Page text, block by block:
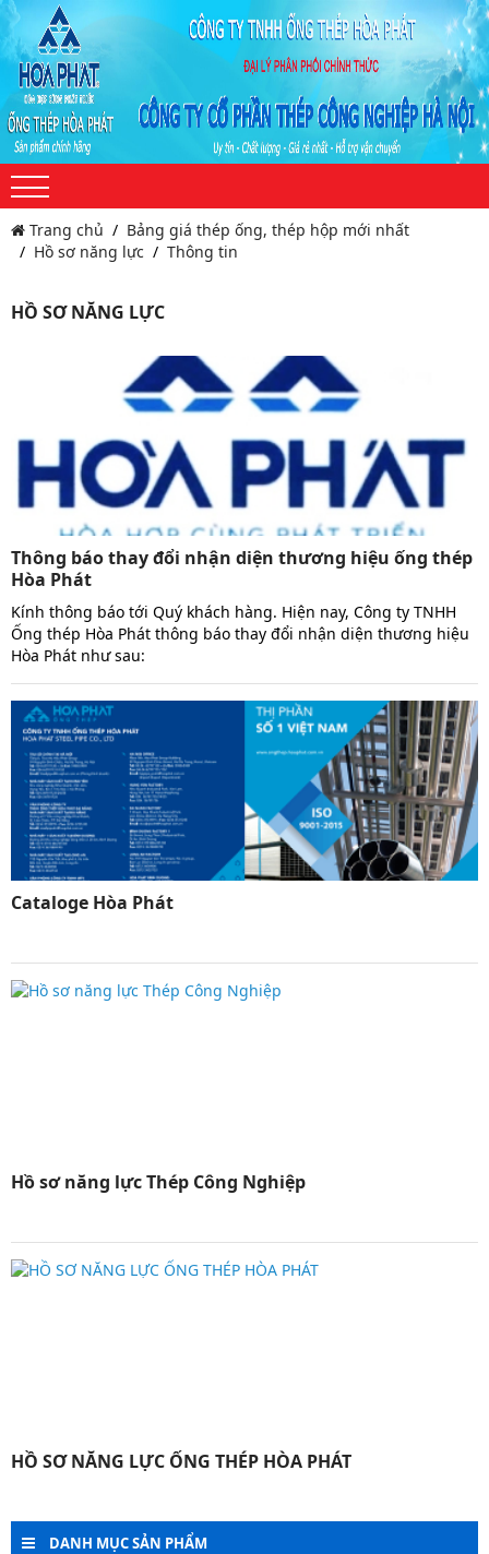
Trang chủ
Bảng giá thép ống, thép hộp mới nhất
Hồ sơ năng lực
Thông tin
DANH MỤC SẢN PHẨM
HỒ SƠ NĂNG LỰC
Thông báo thay đổi nhận diện thương hiệu ống thép
Hòa Phát
Kính thông báo tới Quý khách hàng. Hiện nay, Công ty TNHH
Ống thép Hòa Phát thông báo thay đổi nhận diện thương hiệu
Hòa Phát như sau:
Cataloge Hòa Phát
Hồ sơ năng lực Thép Công Nghiệp
HỒ SƠ NĂNG LỰC ỐNG THÉP HÒA PHÁT